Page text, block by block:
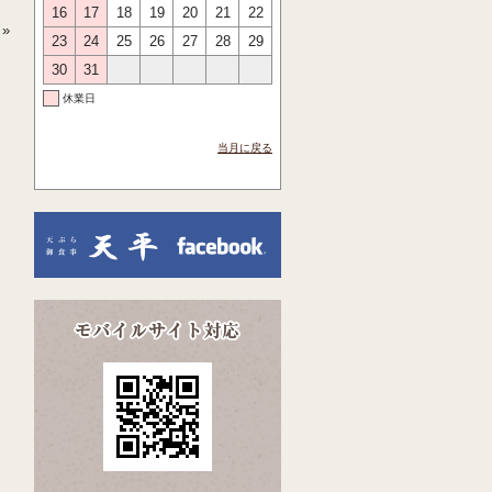
16 17 18 19 20 21
22
23
24 25 26 27 28
29
30
31
休業日
当月に戻る